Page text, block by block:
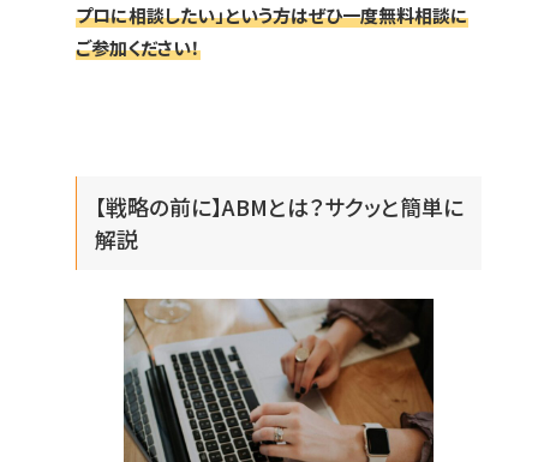
プロに相談したい」という方はぜひ一度無料相談に
ご参加ください！
【戦略の前に】ABMとは？サクッと簡単に
解説